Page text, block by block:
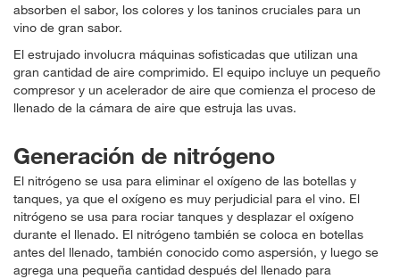
absorben el sabor, los colores y los taninos cruciales para un
vino de gran sabor.
El estrujado involucra máquinas sofisticadas que utilizan una
gran cantidad de aire comprimido. El equipo incluye un pequeño
compresor y un acelerador de aire que comienza el proceso de
llenado de la cámara de aire que estruja las uvas.
Generación de nitrógeno
El nitrógeno se usa para eliminar el oxígeno de las botellas y
tanques, ya que el oxígeno es muy perjudicial para el vino. El
nitrógeno se usa para rociar tanques y desplazar el oxígeno
durante el llenado. El nitrógeno también se coloca en botellas
antes del llenado, también conocido como aspersión, y luego se
agrega una pequeña cantidad después del llenado para